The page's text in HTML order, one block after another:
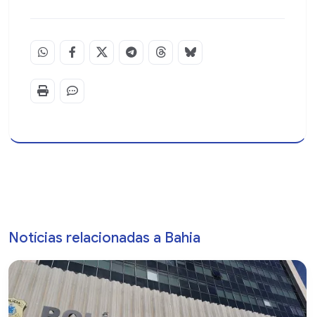
Notícias relacionadas a Bahia